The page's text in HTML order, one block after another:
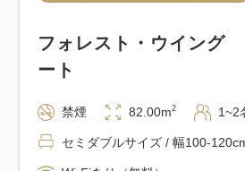
フォレスト・ウイング
ート
禁煙 82.00m2 1~2
セミダブルサイズ / 幅100-